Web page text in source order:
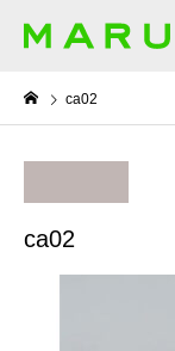
ca02
ca02